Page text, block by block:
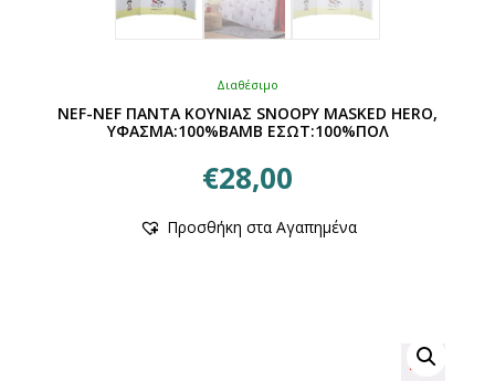
Διαθέσιμο
NEF-NEF ΠΑΝΤΑ ΚΟΥΝΙΑΣ SNOOPY MASKED HERO,
ΥΦΑΣΜΑ:100%BAMB ΕΣΩΤ:100%ΠΟΛ
€28,00
το
Προσθήκη στα Αγαπημένα